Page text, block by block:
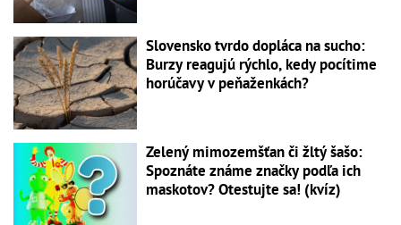
Slovensko tvrdo dopláca na sucho:
Burzy reagujú rýchlo, kedy pocítime
horúčavy v peňaženkách?
Zelený mimozemšťan či žltý šašo:
Spoznáte známe značky podľa ich
maskotov? Otestujte sa! (kvíz)